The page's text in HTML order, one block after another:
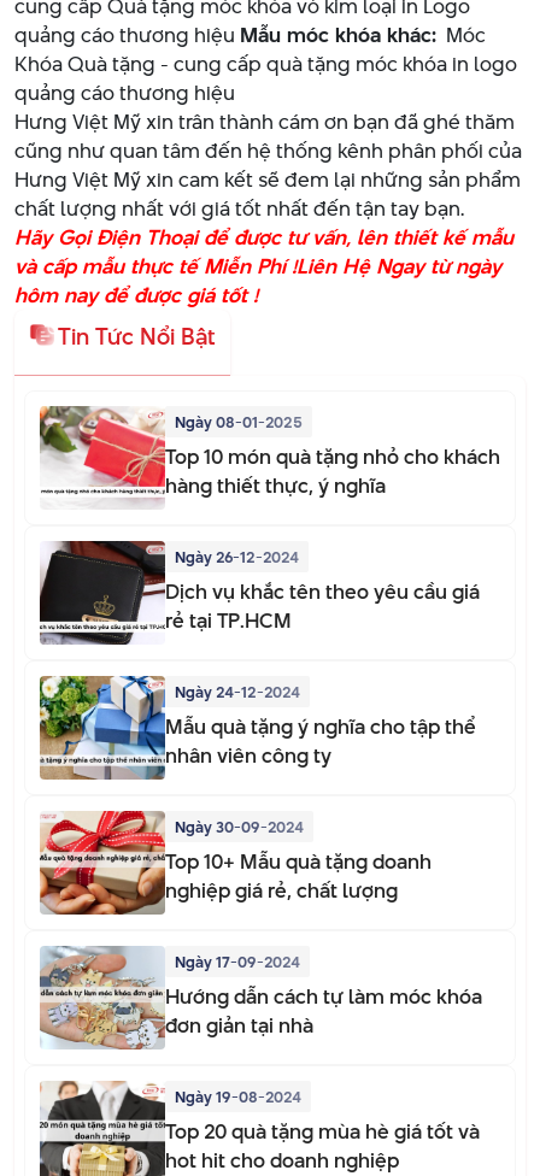
cung cấp Quà tặng móc khóa vỏ kim loại in Logo
quảng cáo thương hiệu Mẫu móc khóa khác: Móc
Khóa Quà tặng - cung cấp quà tặng móc khóa in logo
quảng cáo thương hiệu
Hưng Việt Mỹ xin trân thành cám ơn bạn đã ghé thăm
cũng như quan tâm đến hệ thống kênh phân phối của
Hưng Việt Mỹ xin cam kết sẽ đem lại những sản phẩm
chất lượng nhất với giá tốt nhất đến tận tay bạn.
Hãy Gọi Điện Thoại để được tư vấn, lên thiết kế mẫu
và cấp mẫu thực tế Miễn Phí !Liên Hệ Ngay từ ngày
hôm nay để được giá tốt !
Tin Tức Nổi Bật
Ngày 08-01-2025
Top 10 món quà tặng nhỏ cho khách
hàng thiết thực, ý nghĩa
Ngày 26-12-2024
Dịch vụ khắc tên theo yêu cầu giá
rẻ tại TP.HCM
Ngày 24-12-2024
Mẫu quà tặng ý nghĩa cho tập thể
nhân viên công ty
Ngày 30-09-2024
Top 10+ Mẫu quà tặng doanh
nghiệp giá rẻ, chất lượng
Ngày 17-09-2024
Hướng dẫn cách tự làm móc khóa
đơn giản tại nhà
Ngày 19-08-2024
Top 20 quà tặng mùa hè giá tốt và
hot hit cho doanh nghiệp